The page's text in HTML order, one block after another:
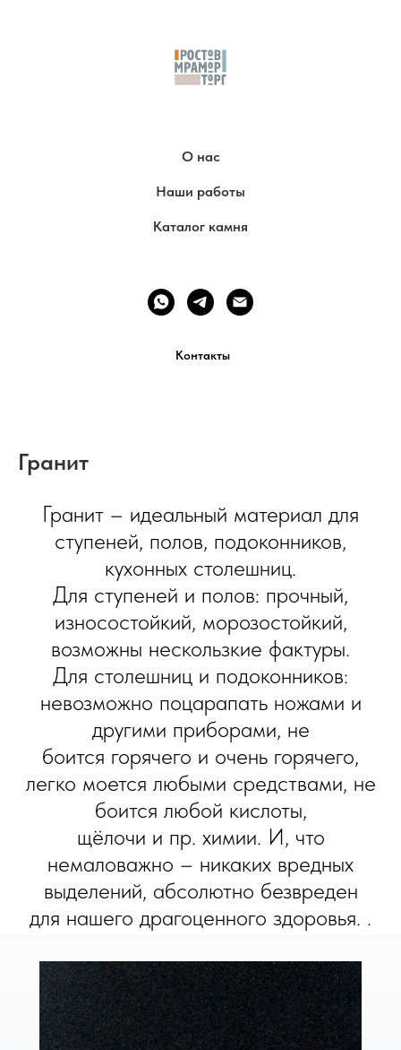
О нас
Наши работы
Каталог камня
Контакты
Гранит
Гранит – идеальный материал для
ступеней, полов, подоконников,
кухонных столешниц.
Для ступеней и полов: прочный,
износостойкий, морозостойкий,
возможны нескользкие фактуры.
Для столешниц и подоконников:
невозможно поцарапать ножами и
другими приборами, не
боится горячего и очень горячего,
легко моется любыми средствами, не
боится любой кислоты,
щёлочи и пр. химии. И, что
немаловажно – никаких вредных
выделений, абсолютно безвреден
для нашего драгоценного здоровья. .